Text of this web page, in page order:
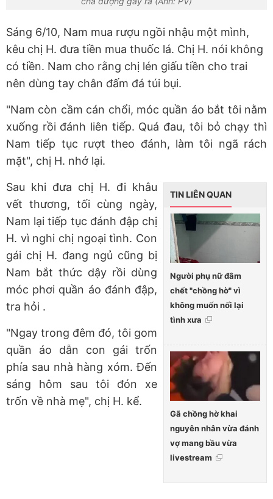
Sáng 6/10, Nam mua rượu ngồi nhậu một mình,
kêu chị H. đưa tiền mua thuốc lá. Chị H. nói không
có tiền. Nam cho rằng chị lén giấu tiền cho trai
nên dùng tay chân đấm đá túi bụi.
"Nam còn cầm cán chổi, móc quần áo bắt tôi nằm
xuống rồi đánh liên tiếp. Quá đau, tôi bỏ chạy thì
Nam tiếp tục rượt theo đánh, làm tôi ngã rách
mặt", chị H. nhớ lại.
TIN LIÊN QUAN
Người phụ nữ đâm
chết "chồng hờ" vì
không muốn nối lại
tình xưa
Gã chồng hờ khai
nguyên nhân vừa đánh
vợ mang bầu vừa
livestream
Sau khi đưa chị H. đi khâu
vết thương, tối cùng ngày,
Nam lại tiếp tục đánh đập chị
H. vì nghi chị ngoại tình. Con
gái chị H. đang ngủ cũng bị
Nam bắt thức dậy rồi dùng
móc phơi quần áo đánh đập,
tra hỏi .
"Ngay trong đêm đó, tôi gom
quần áo dẫn con gái trốn
phía sau nhà hàng xóm. Đến
sáng hôm sau tôi đón xe
trốn về nhà mẹ", chị H. kể.